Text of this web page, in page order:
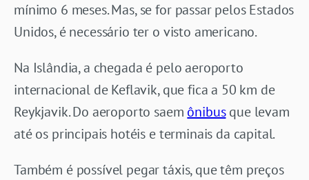
mínimo 6 meses. Mas, se for passar pelos Estados
Unidos, é necessário ter o visto americano.
Na Islândia, a chegada é pelo aeroporto
internacional de Keflavik, que fica a 50 km de
Reykjavik. Do aeroporto saem ônibusque levam
até os principais hotéis e terminais da capital.
Também é possível pegar táxis, que têm preços